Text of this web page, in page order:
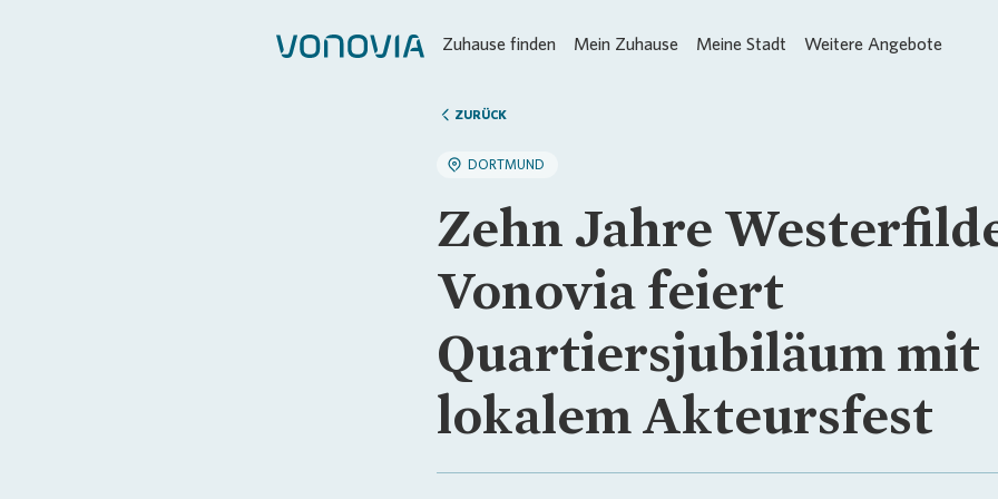
Zuhause finden Mein Zuhause Meine Stadt Weitere Angebote
ZURÜCK
DORTMUND
Zehn Jahre
Vonovia feiert
Quartiersjubiläum mit
lokalem Akteursfest